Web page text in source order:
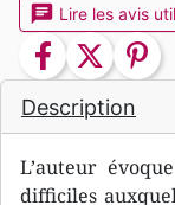
Description
L’auteur
difficiles
chat Lire les avis
facebook twitter pinterest